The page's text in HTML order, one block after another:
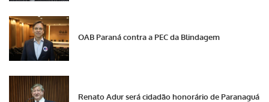
OAB Paraná contra a PEC da Blindagem
Renato Adur será cidadão honorário de Paranaguá